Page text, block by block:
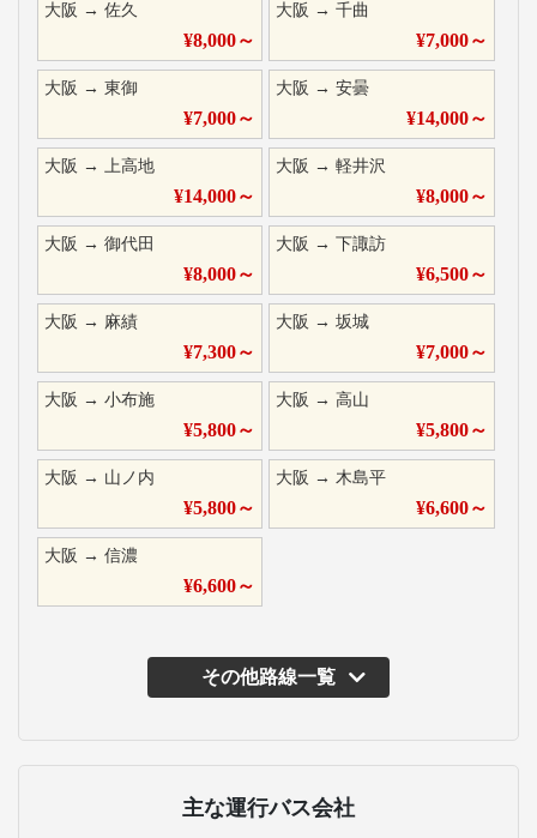
大阪 → 佐久
¥8,000～
大阪 →千曲
¥7,000～
大阪 → 東御
¥7,000～
大阪 →安曇
¥14,000～
大阪 → 上高地
¥14,000～
大阪 →軽井沢
¥8,000～
大阪 → 御代田
¥8,000～
大阪 →下諏訪
¥6,500～
大阪 → 麻績
¥7,300～
大阪 →坂城
¥7,000～
大阪 → 小布施
¥5,800～
大阪 →高山
¥5,800～
大阪 → 山ノ内
¥5,800～
大阪 →木島平
¥6,600～
大阪 → 信濃
¥6,600～
その他路線一覧
主な運行バス会社